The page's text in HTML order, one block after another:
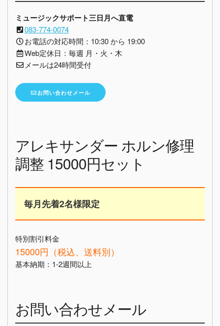
ミュージックサポート三日月へ直電
083-774-0074
お電話の対応時間：10:30 から 19:00
Web定休日：毎週 月・火・木
メールは24時間受付
お問い合わせメール
アレキサンダー ホルン修理
調整 15000円セット
毎月先着2名様限定
特別割引料金
15000円（税込、送料別）
基本納期：1-2週間以上
お問い合わせメール